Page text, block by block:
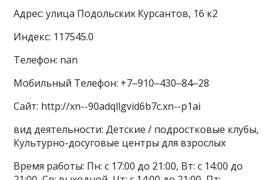
Адрес: улица Подольских Курсантов, 16 к2
Индекс: 117545.0
Телефон: nan
Мобильный Телефон: +7‒910‒430‒84‒28
Сайт: http://xn--90adqllgvid6b7c.xn--p1ai
вид деятельности: Детские / подростковые клубы,
Культурно-досуговые центры для взрослых
Время работы: Пн: с 17:00 до 21:00, Вт: с 14:00 до